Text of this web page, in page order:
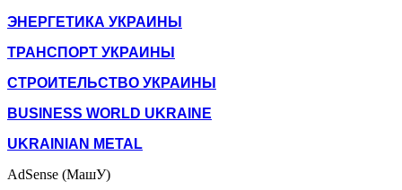
ЭНЕРГЕТИКА УКРАИНЫ
ТРАНСПОРТ УКРАИНЫ
СТРОИТЕЛЬСТВО УКРАИНЫ
BUSINESS WORLD UKRAINE
UKRAINIAN METAL
AdSense (МашУ)